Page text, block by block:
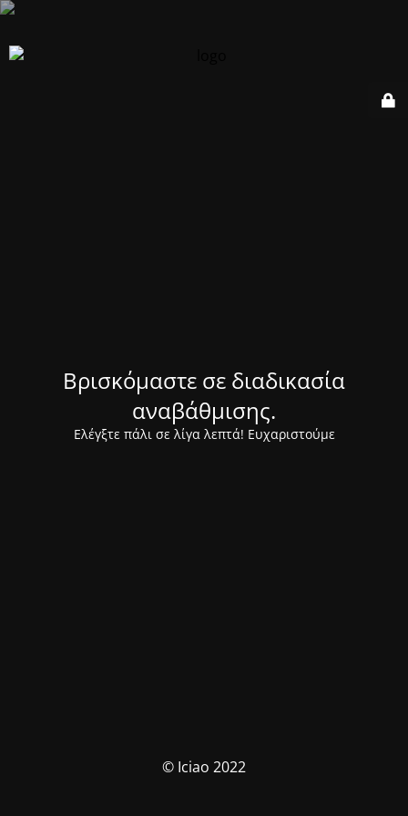
Βρισκόμαστε σε διαδικασία
αναβάθμισης.
Ελέγξτε πάλι σε λίγα λεπτά! Ευχαριστούμε
© Iciao 2022